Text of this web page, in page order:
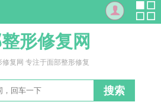
形修复网
修复网 专注于面部整形修复
搜索